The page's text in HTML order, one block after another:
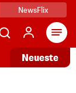
NewsFlix
Neueste